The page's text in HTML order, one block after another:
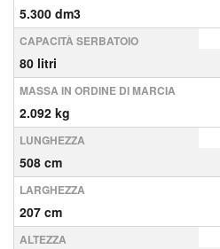
5.300 dm3
CAPACITÀ SERBATOIO
80 litri
MASSA IN ORDINE DI MARCIA
2.092 kg
LUNGHEZZA
508 cm
LARGHEZZA
207 cm
ALTEZZA